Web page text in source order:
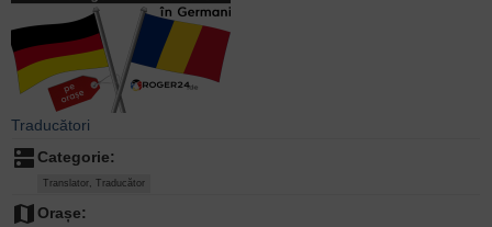
Traducători
dnsCategorie:
Translator, Traducător
map Orașe: